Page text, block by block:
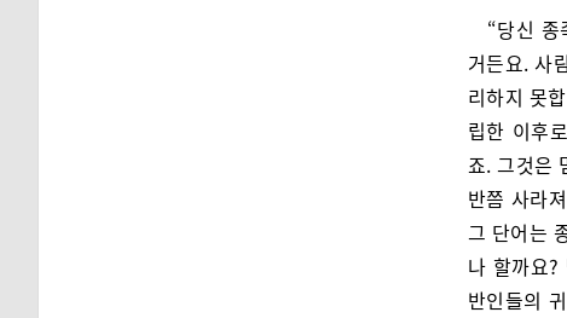
“당신
거든요. 사
리하지 못
립한 이후
죠. 그것은
반쯤 사라
그 단어는
나 할까요
반인들의